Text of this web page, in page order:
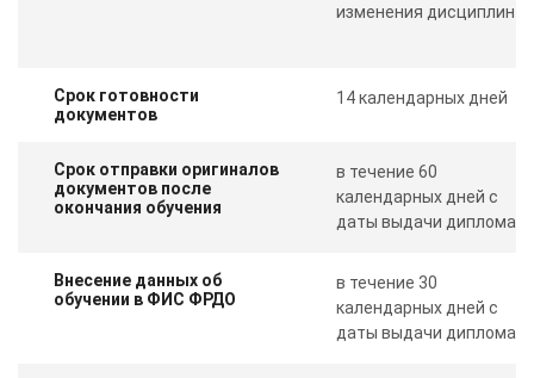
изменения дисциплин
Срок готовности
документов
14 календарных дней
Срок отправки оригиналов
документов после
окончания обучения
в течение 60
календарных дней с
даты выдачи диплома
Внесение данных об
обучении в ФИС ФРДО
в течение 30
календарных дней с
даты выдачи диплома